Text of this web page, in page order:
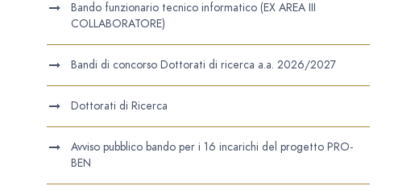
Bando funzionario tecnico informatico (EX AREA III
COLLABORATORE)
Bandi di concorso Dottorati di ricerca a.a. 2026/2027
Dottorati di Ricerca
Avviso pubblico bando per i 16 incarichi del progetto PRO-
BEN